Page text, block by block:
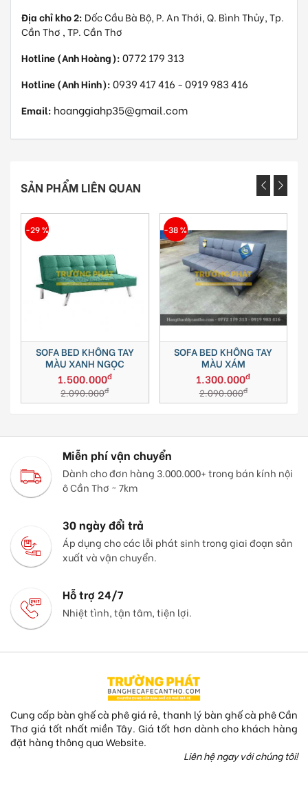
Địa chỉ kho 2: Dốc Cầu Bà Bộ, P. An Thới, Q. Bình Thủy, Tp.
Cần Thơ , TP. Cần Thơ
Hotline (Anh Hoàng):0772 179 313
Hotline (Anh Hinh):0939 417 416 -0919 983 416
Email: hoanggiahp35@gmail.com
SẢN PHẨM LIÊN QUAN
KHÔNG TAY
XANH NGỌC
SOFA BED KHÔNG TAY
-38 %
SOFA BED
Miễn phí vận chuyển
Dành cho đơn hàng 3.000.000+ trong bán kính nội
ô Cần Thơ ~ 7km
30 ngày đổi trả
Áp dụng cho các lỗi phát sinh trong giai đoạn sản
xuất và vận chuyển.
Hỗ trợ 24/7
Nhiệt tình, tận tâm, tiện lợi.
Cung cấp bàn ghế cà phê giá rẻ, thanh lý bàn ghế cà phê Cần
Thơ giá tốt nhất miền Tây. Giá tốt hơn dành cho khách hàng
đặt hàng thông qua Website.
Liên hệ ngay với chúng tôi!